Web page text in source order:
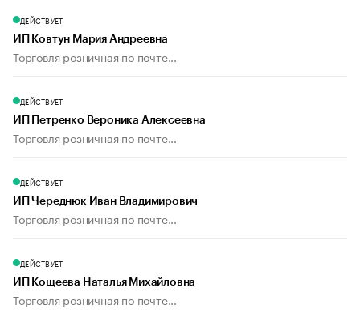
ДЕЙСТВУЕТ
ИП Ковтун Мария Андреевна
Торговля розничная по почте...
ДЕЙСТВУЕТ
ИП Петренко Вероника Алексеевна
Торговля розничная по почте...
ДЕЙСТВУЕТ
ИП Череднюк Иван Владимирович
Торговля розничная по почте...
ДЕЙСТВУЕТ
ИП Кощеева Наталья Михайловна
Торговля розничная по почте...